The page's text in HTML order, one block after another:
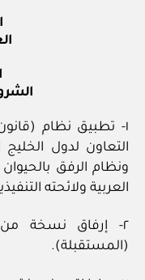
١- تطبيق نظام
التعاون لدول الخليج
ونظام الرفق
العربية ولائحته
٢- إرفاق نسخة من
(المستقبلة).